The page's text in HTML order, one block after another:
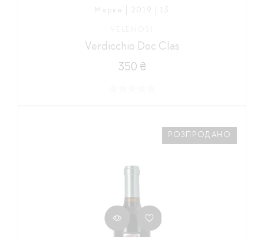
Марке | 2019 | 13
Verdicchio Doc Clas
350 ₴
РОЗПРОДАНО